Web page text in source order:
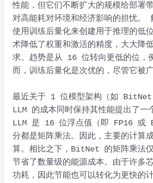
性能，但它们不断扩大的规模给部署
对高能耗对环境和经济影响的担忧。
使用训练后量化来创建用于推理的低
术降低了权重和激活的精度，大大降
求。趋势是从 16 位转向更低的位
而，训练后量化是次优的，尽管它被
最近关于 1 位模型架构（如 BitNet
LLM 的成本同时保持其性能提出了
LLM 是 16 位浮点值（即 FP16 或
分都是矩阵乘法。因此，主要的计算
算。相比之下，BitNet 的矩阵乘法
节省了数量级的能源成本。由于许多
功耗，因此节能也可以转化为更快的计